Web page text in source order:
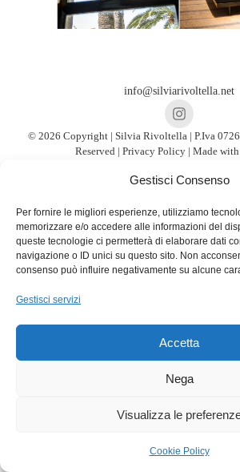
Gestisci Consenso
Per fornire le migliori esperienze, utilizziamo
memorizzare e/o accedere alle informazioni del
queste tecnologie ci permetterà di elaborare dati
navigazione o ID unici su questo sito. Non
consenso può influire negativamente su alcune
Gestisci servizi
Accetta
Nega
Visualizza le
Cookie Policy
info@silviarivoltella.net
© 2026 Copyright | Silvia Rivoltella | P.Iva
Reserved | Privacy Policy| Made